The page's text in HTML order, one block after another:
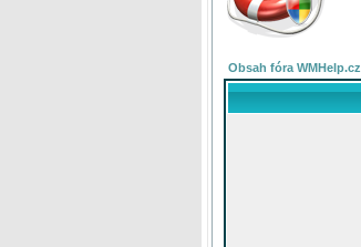
Obsah fóra WMHelp.cz